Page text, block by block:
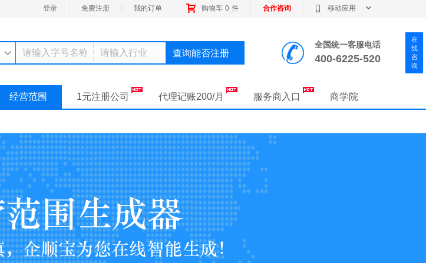
登录 免费注册 我的订单 购物车 0 件 合作咨询 移动应用
查询能否注册
全国统一客服电话
400-6225-520
经营范围 1元注册公司 代理记账200/月 服务商入口 商学院
在
线
咨
询